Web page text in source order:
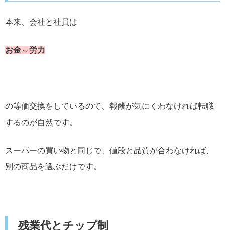
本来、会社と社員は
お金⇔労力
の等価交換をしているので、報酬が気にくわなければ転職
するのが自然です。
スーパーの買い物と同じで、値段と品質が合わなければ、
別の商品を選ぶだけです。
残業代とチップ制